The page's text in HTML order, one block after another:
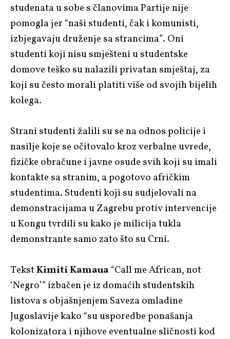
studenata u sobe s članovima Partije nije
pomogla jer “naši studenti, čak i komunisti,
izbjegavaju druženje sa strancima”. Oni
studenti koji nisu smješteni u studentske
domove teško su nalazili privatan smještaj, za
koji su često morali platiti više od svojih bijelih
kolega.
Strani studenti žalili su se na odnos policije i
nasilje koje se očitovalo kroz verbalne uvrede,
fizičke obračune i javne osude svih koji su imali
kontakte sa stranim, a pogotovo afričkim
studentima. Studenti koji su sudjelovali na
demonstracijama u Zagrebu protiv intervencije
u Kongu tvrdili su kako je milicija tukla
demonstrante samo zato što su Crni.
TekstKimiti Kamaua“Call me African, not
‘Negro’” izbačen je iz domaćih studentskih
listova s objašnjenjem Saveza omladine
Jugoslavije kako “su usporedbe ponašanja
kolonizatora i njihove eventualne sličnosti kod